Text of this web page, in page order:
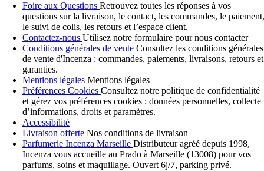
Foire aux Questions Retrouvez toutes les réponses à vos
questions sur la livraison, le contact, les commandes, le paiement,
le suivi de colis, les retours et l’espace client.
Contactez-nous Utilisez notre formulaire pour nous contacter
Conditions générales de vente Consultez les conditions générales
de vente d'Incenza : commandes, paiements, livraisons, retours et
garanties.
Mentions légales Mentions légales
Préférences Cookies Consultez notre politique de confidentialité
et gérez vos préférences cookies : données personnelles, collecte
d’informations, droits et paramètres.
Accessibilité
Livraison offerte Nos conditions de livraison
Parfumerie Incenza Marseille Distributeur agréé depuis 1998,
Incenza vous accueille au Prado à Marseille (13008) pour vos
parfums, soins et maquillage. Ouvert 6j/7, parking privé.